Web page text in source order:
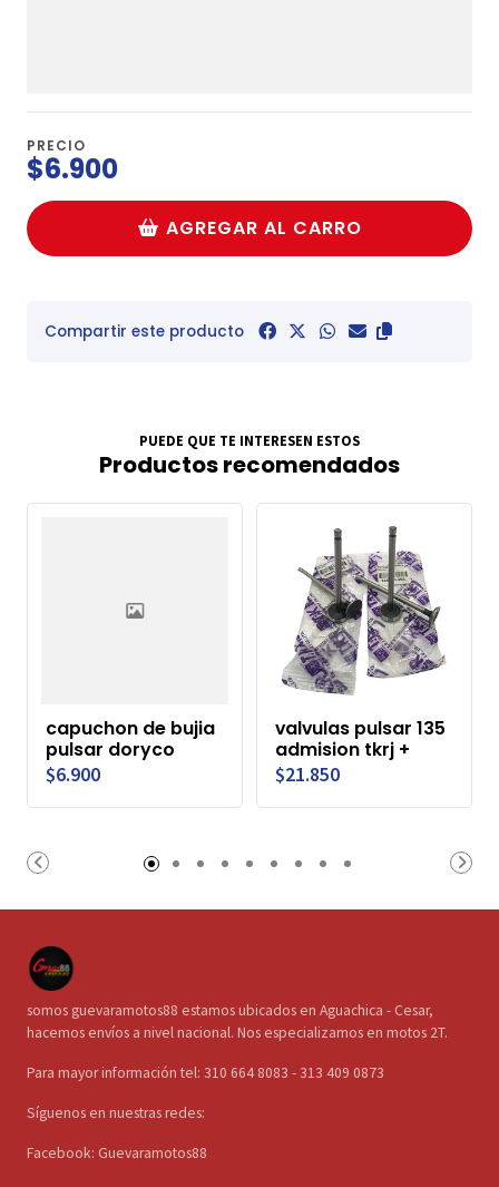
PRECIO
$6.900
AGREGAR AL CARRO
Compartir este producto
PUEDE QUE TE INTERESEN ESTOS
Productos recomendados
capuchon de bujia
pulsar doryco
$6.900
valvulas pulsar 135
admision tkrj +
$21.850
somos guevaramotos88 estamos ubicados en Aguachica - Cesar,
hacemos envíos a nivel nacional. Nos especializamos en motos 2T.
Para mayor información tel: 310 664 8083 - 313 409 0873
Síguenos en nuestras redes:
Facebook: Guevaramotos88